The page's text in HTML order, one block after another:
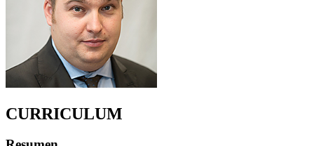
CURRICULUM